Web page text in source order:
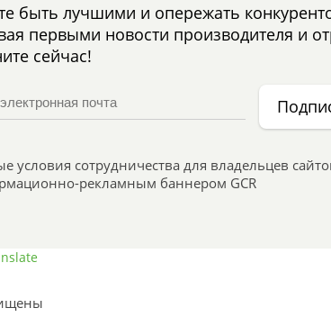
быть лучшими и опережать
первыми новости производителя и
сейчас!
условия сотрудничества для владельцев
рекламным баннером GCR